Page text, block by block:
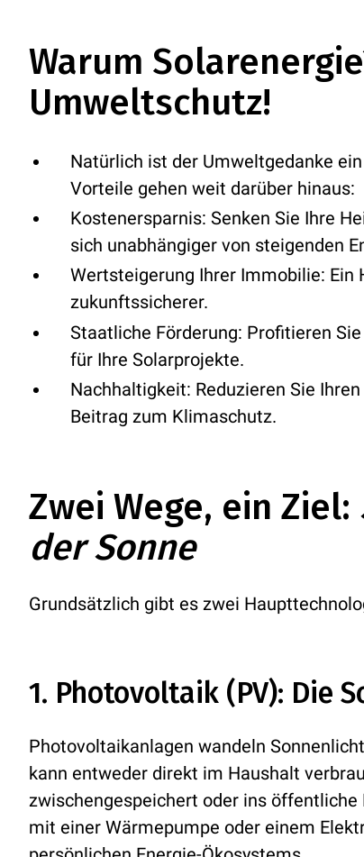
Warum
Umweltschutz!
Natürlich ist der Umweltgedanke
Vorteile gehen weit darüber hinaus:
Kostenersparnis: Senken Sie Ihre
sich unabhängiger von steigenden
Wertsteigerung Ihrer Immobilie: Ein
zukunftssicherer.
Staatliche Förderung: Profitieren
für Ihre Solarprojekte.
Nachhaltigkeit: Reduzieren Sie
Beitrag zum Klimaschutz.
Zwei Wege, ein Ziel:
der Sonne
Grundsätzlich gibt es zwei
1. Photovoltaik (PV): Die
Photovoltaikanlagen wandeln
kann entweder direkt im Haushalt
zwischengespeichert oder ins
mit einer Wärmepumpe oder einem